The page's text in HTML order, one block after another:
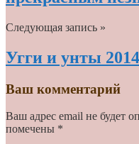
Следующая запись »
Угги и унты
Ваш комментарий
Ваш адрес email не будет
помечены *